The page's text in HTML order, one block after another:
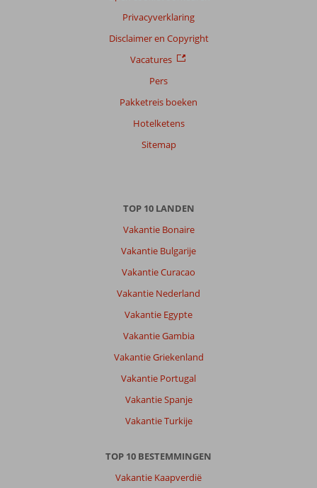
Privacyverklaring
Disclaimer en Copyright
Vacatures
Pers
Pakketreis boeken
Hotelketens
Sitemap
TOP 10 LANDEN
Vakantie Bonaire
Vakantie Bulgarije
Vakantie Curacao
Vakantie Nederland
Vakantie Egypte
Vakantie Gambia
Vakantie Griekenland
Vakantie Portugal
Vakantie Spanje
Vakantie Turkije
TOP 10 BESTEMMINGEN
Vakantie Kaapverdië